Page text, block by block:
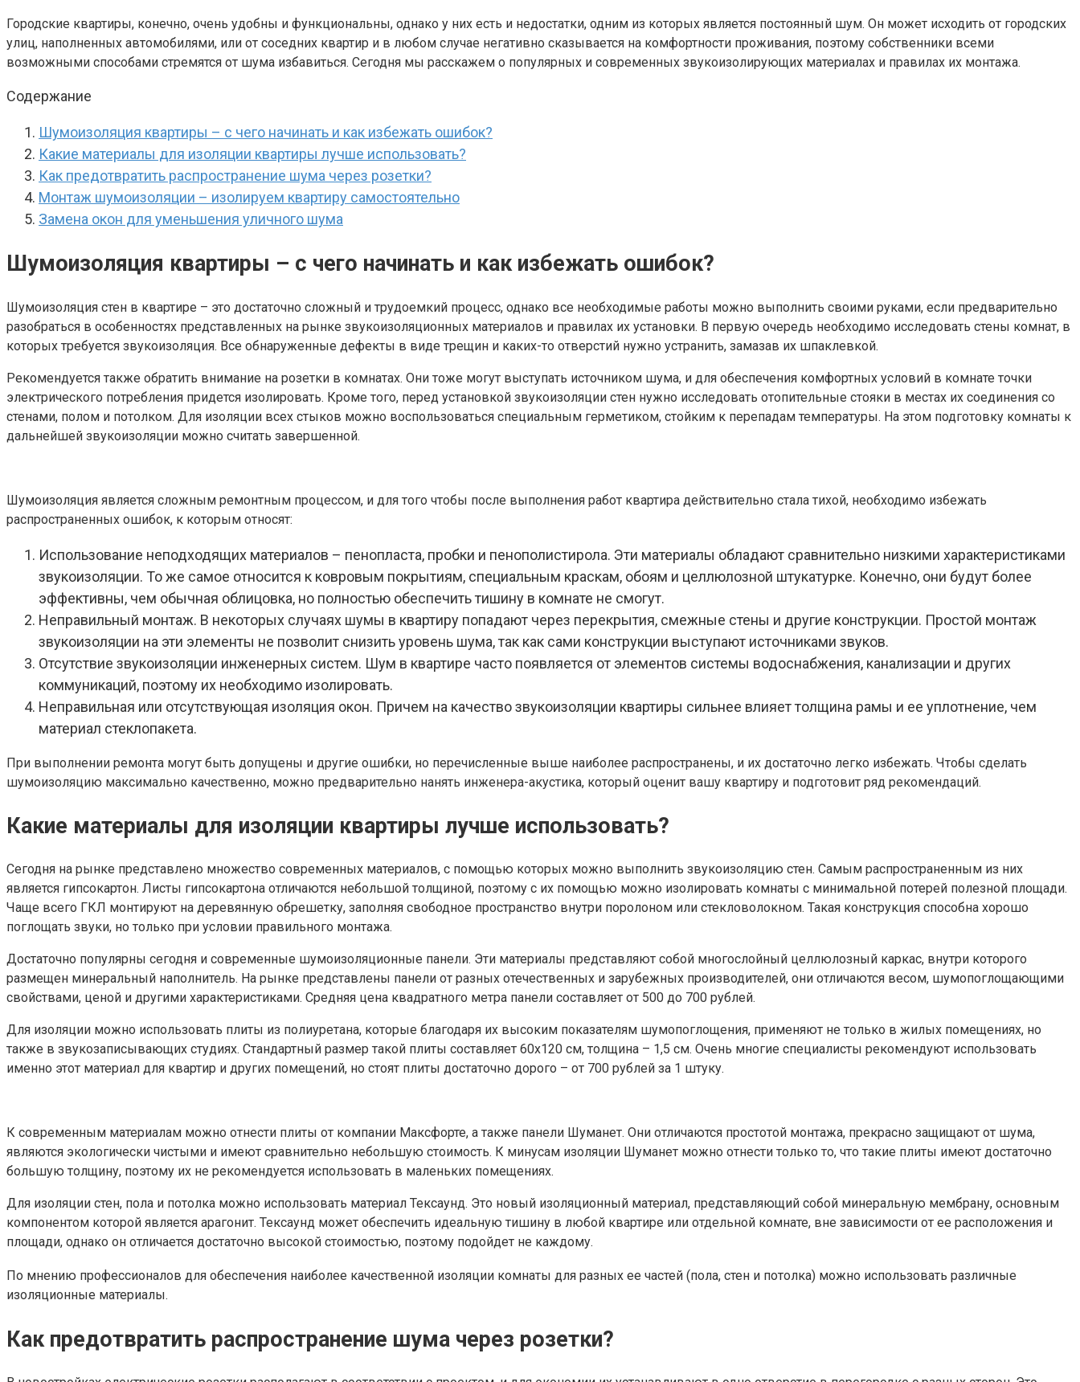
Городские квартиры, конечно, очень удобны и функциональны, однако у них есть и недостатки, одним из которых является постоянный шум. Он может исходить от городских
улиц, наполненных автомобилями, или от соседних квартир и в любом случае негативно сказывается на комфортности проживания, поэтому собственники всеми
возможными способами стремятся от шума избавиться. Сегодня мы расскажем о популярных и современных звукоизолирующих материалах и правилах их монтажа.
Содержание
Шумоизоляция квартиры – с чего начинать и как избежать ошибок?
Какие материалы для изоляции квартиры лучше использовать?
Как предотвратить распространение шума через розетки?
Монтаж шумоизоляции – изолируем квартиру самостоятельно
Замена окон для уменьшения уличного шума
Шумоизоляция квартиры – с чего начинать и как избежать ошибок?
Шумоизоляция стен в квартире – это достаточно сложный и трудоемкий процесс, однако все необходимые работы можно выполнить своими руками, если предварительно
разобраться в особенностях представленных на рынке звукоизоляционных материалов и правилах их установки. В первую очередь необходимо исследовать стены комнат, в
которых требуется звукоизоляция. Все обнаруженные дефекты в виде трещин и каких-то отверстий нужно устранить, замазав их шпаклевкой.
Рекомендуется также обратить внимание на розетки в комнатах. Они тоже могут выступать источником шума, и для обеспечения комфортных условий в комнате точки
электрического потребления придется изолировать. Кроме того, перед установкой звукоизоляции стен нужно исследовать отопительные стояки в местах их соединения со
стенами, полом и потолком. Для изоляции всех стыков можно воспользоваться специальным герметиком, стойким к перепадам температуры. На этом подготовку комнаты к
дальнейшей звукоизоляции можно считать завершенной.
Шумоизоляция является сложным ремонтным процессом, и для того чтобы после выполнения работ квартира действительно стала тихой, необходимо избежать
распространенных ошибок, к которым относят:
Использование неподходящих материалов – пенопласта, пробки и пенополистирола. Эти материалы обладают сравнительно низкими характеристиками
звукоизоляции. То же самое относится к ковровым покрытиям, специальным краскам, обоям и целлюлозной штукатурке. Конечно, они будут более
эффективны, чем обычная облицовка, но полностью обеспечить тишину в комнате не смогут.
Неправильный монтаж. В некоторых случаях шумы в квартиру попадают через перекрытия, смежные стены и другие конструкции. Простой монтаж
звукоизоляции на эти элементы не позволит снизить уровень шума, так как сами конструкции выступают источниками звуков.
Отсутствие звукоизоляции инженерных систем. Шум в квартире часто появляется от элементов системы водоснабжения, канализации и других
коммуникаций, поэтому их необходимо изолировать.
Неправильная или отсутствующая изоляция окон. Причем на качество звукоизоляции квартиры сильнее влияет толщина рамы и ее уплотнение, чем
материал стеклопакета.
При выполнении ремонта могут быть допущены и другие ошибки, но перечисленные выше наиболее распространены, и их достаточно легко избежать. Чтобы сделать
шумоизоляцию максимально качественно, можно предварительно нанять инженера-акустика, который оценит вашу квартиру и подготовит ряд рекомендаций.
Какие материалы для изоляции квартиры лучше использовать?
Сегодня на рынке представлено множество современных материалов, с помощью которых можно выполнить звукоизоляцию стен. Самым распространенным из них
является гипсокартон. Листы гипсокартона отличаются небольшой толщиной, поэтому с их помощью можно изолировать комнаты с минимальной потерей полезной площади.
Чаще всего ГКЛ монтируют на деревянную обрешетку, заполняя свободное пространство внутри поролоном или стекловолокном. Такая конструкция способна хорошо
поглощать звуки, но только при условии правильного монтажа.
Достаточно популярны сегодня и современные шумоизоляционные панели. Эти материалы представляют собой многослойный целлюлозный каркас, внутри которого
размещен минеральный наполнитель. На рынке представлены панели от разных отечественных и зарубежных производителей, они отличаются весом, шумопоглощающими
свойствами, ценой и другими характеристиками. Средняя цена квадратного метра панели составляет от 500 до 700 рублей.
Для изоляции можно использовать плиты из полиуретана, которые благодаря их высоким показателям шумопоглощения, применяют не только в жилых помещениях, но
также в звукозаписывающих студиях. Стандартный размер такой плиты составляет 60х120 см, толщина – 1,5 см. Очень многие специалисты рекомендуют использовать
именно этот материал для квартир и других помещений, но стоят плиты достаточно дорого – от 700 рублей за 1 штуку.
К современным материалам можно отнести плиты от компании Максфорте, а также панели Шуманет. Они отличаются простотой монтажа, прекрасно защищают от шума,
являются экологически чистыми и имеют сравнительно небольшую стоимость. К минусам изоляции Шуманет можно отнести только то, что такие плиты имеют достаточно
большую толщину, поэтому их не рекомендуется использовать в маленьких помещениях.
Для изоляции стен, пола и потолка можно использовать материал Тексаунд. Это новый изоляционный материал, представляющий собой минеральную мембрану, основным
компонентом которой является арагонит. Тексаунд может обеспечить идеальную тишину в любой квартире или отдельной комнате, вне зависимости от ее расположения и
площади, однако он отличается достаточно высокой стоимостью, поэтому подойдет не каждому.
По мнению профессионалов для обеспечения наиболее качественной изоляции комнаты для разных ее частей (пола, стен и потолка) можно использовать различные
изоляционные материалы.
Как предотвратить распространение шума через розетки?